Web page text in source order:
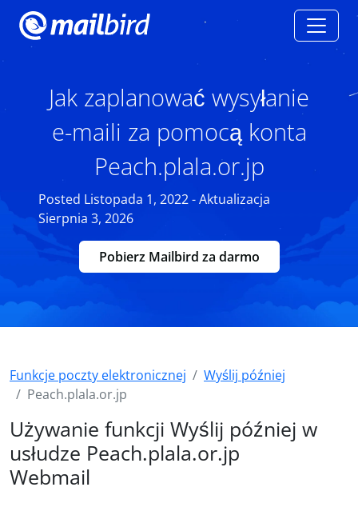
Jak zaplanować wysyłanie
e-maili za pomocą konta
Peach.plala.or.jp
Posted Listopada 1, 2022 - Aktualizacja
Sierpnia 3, 2026
Pobierz Mailbird za darmo
Funkcje poczty elektronicznej
Wyślij później
Peach.plala.or.jp
Używanie funkcji Wyślij później w
usłudze Peach.plala.or.jp
Webmail